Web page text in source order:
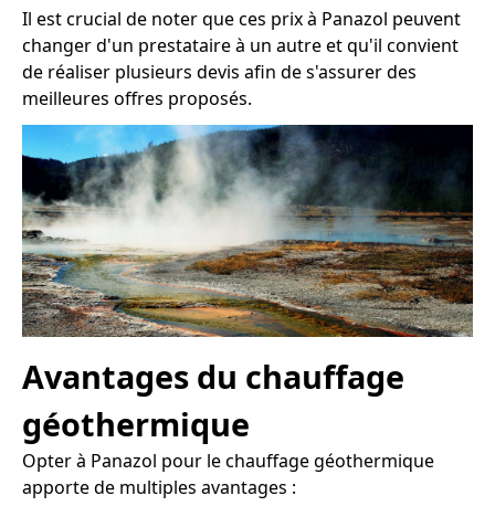
Il est crucial de noter que ces prix à Panazol peuvent
changer d'un prestataire à un autre et qu'il convient
de réaliser plusieurs devis afin de s'assurer des
meilleures offres proposés.
Avantages du chauffage
géothermique
Opter à Panazol pour le chauffage géothermique
apporte de multiples avantages :